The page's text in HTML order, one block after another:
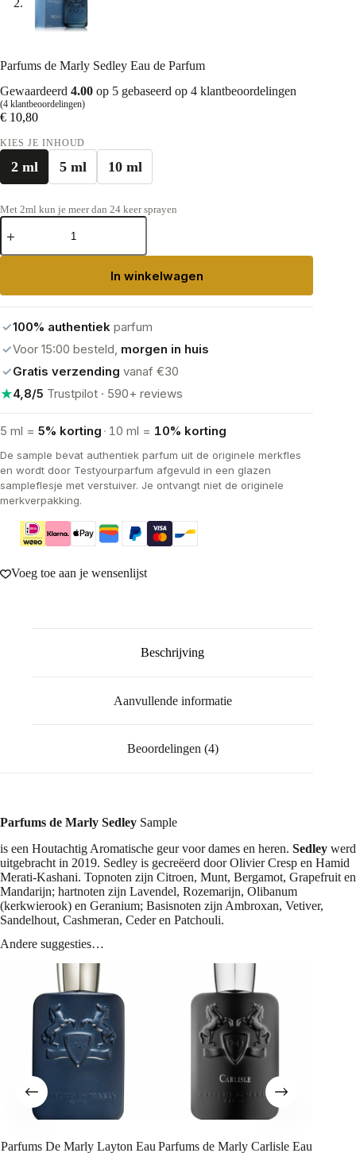
Parfums de Marly Sedley Eau de Parfum
Gewaardeerd 4.00 op 5 gebaseerd op 4 klantbeoordelingen
(4 klantbeoordelingen)
€ 10,80
KIES JE INHOUD
2 ml 5 ml 10 ml
Met 2ml kun je meer dan 24 keer sprayen
Parfums
de
Eau
In winkelwagen
✓100% authentiek parfum
✓Voor 15:00 besteld, morgen in huis
✓Gratis verzending vanaf €30
★4,8/5 Trustpilot · 590+ reviews
5 ml = 5% korting · 10 ml = 10% korting
De sample bevat authentiek parfum uit de originele merkfles
en wordt door Testyourparfum afgevuld in een glazen
sampleflesje met verstuiver. Je ontvangt niet de originele
merkverpakking.
Voeg toe aan je wensenlijst
Beschrijving
Aanvullende informatie
Beoordelingen (4)
Parfums de Marly Sedley Sample
is een Houtachtig Aromatische geur voor dames en heren. Sedley werd
uitgebracht in 2019. Sedley is gecreëerd door Olivier Cresp en Hamid
Merati-Kashani. Topnoten zijn Citroen, Munt, Bergamot, Grapefruit en
Mandarijn; hartnoten zijn Lavendel, Rozemarijn, Olibanum
(kerkwierook) en Geranium; Basisnoten zijn Ambroxan, Vetiver,
Sandelhout, Cashmeran, Ceder en Patchouli.
Andere suggesties…
Parfums De Marly Layton Eau Parfums de Marly Carlisle Eau